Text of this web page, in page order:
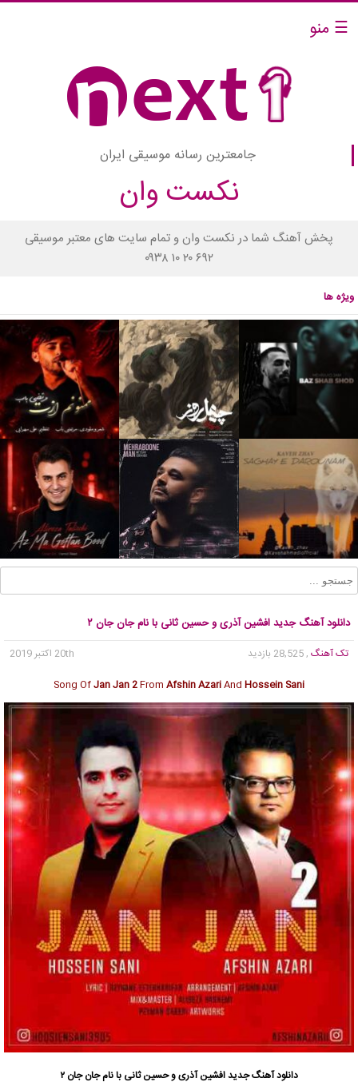
☰ منو
جامعترین رسانه موسیقی ایران
نکست وان
پخش آهنگ شما در نکست وان و تمام سایت های معتبر موسیقی
۰۹۳۸ ۱۰ ۲۰ ۶۹۲
ویژه ها
دانلود آهنگ جدید افشین آذری و حسین ثانی با نام جان جان ۲
تک آهنگ , 28,525 بازدید
20th اکتبر 2019
Song OfJan Jan 2From Afshin AzariAnd Hossein Sani
دانلود آهنگ جدیدافشین آذریو حسین ثانی با نام جان جان ۲